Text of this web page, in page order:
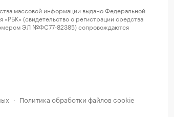
массовой информации выдано Федеральной
(свидетельство о регистрации средства
ЭЛ №ФС77-82385) сопровождаются
· Политика обработки файлов cookie